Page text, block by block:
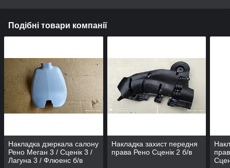
Подібні товари компанії
Накладка дзеркала салону
Рено Меган 3 / Сценік 3 /
Лагуна 3 / Флюенс б/в
Накладка захист передня
права Рено Сценік 2 б/в